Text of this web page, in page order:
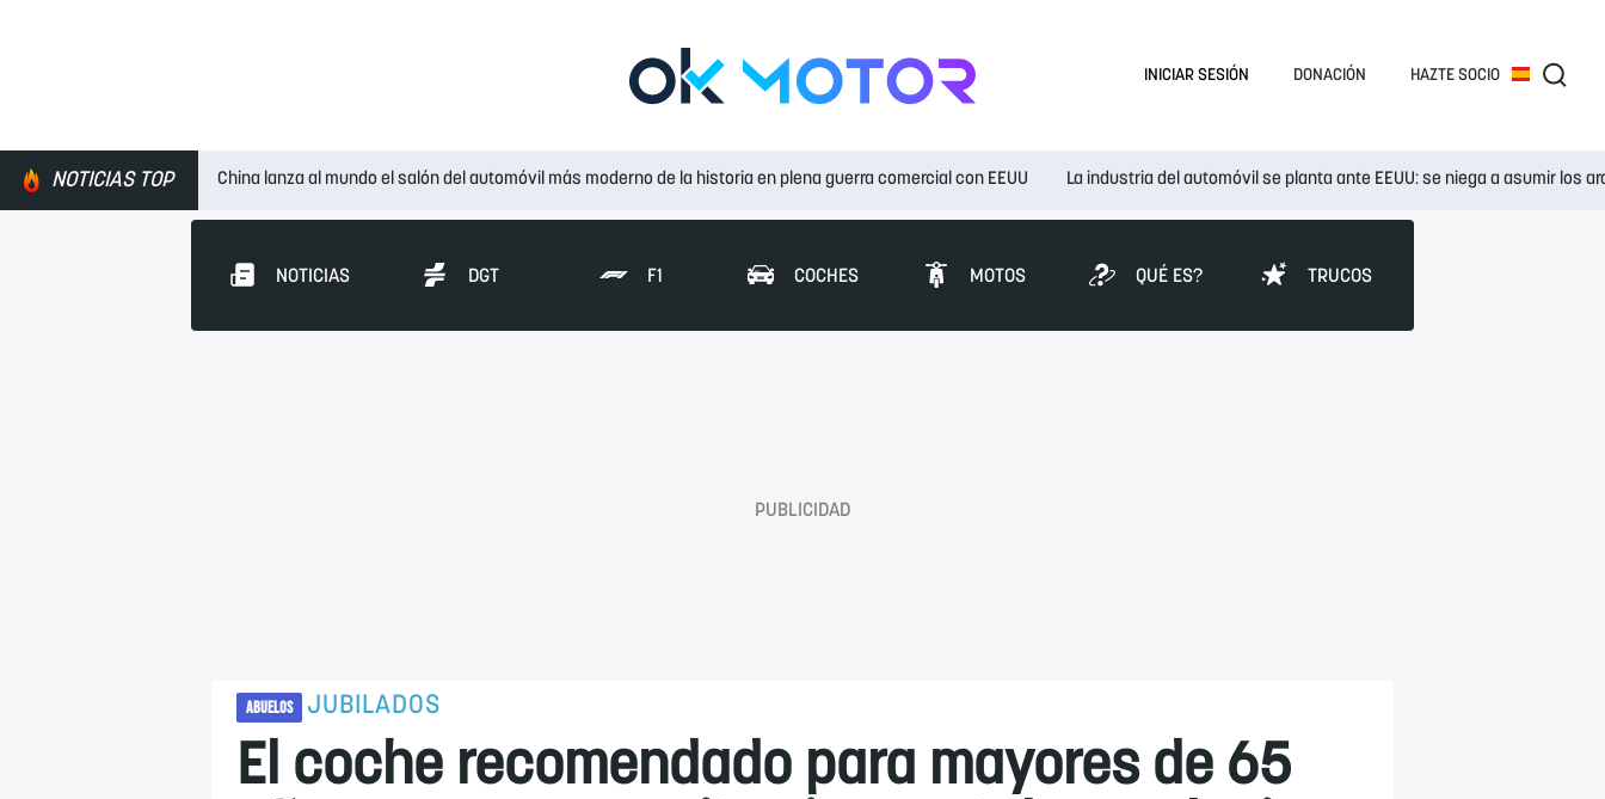
INICIAR SESIÓN DONACIÓN HAZTE SOCIO
NOTICIAS TOP China lanza al mundo el salón del automóvil más moderno de la historia en plena guerra comercial con EEUU La industria del automóvil se planta ante EEUU: se niega a asumir los
NOTICIAS DGT F1 COCHES MOTOS QUÉ ES? TRUCOS
ABUELOS JUBILADOS
El coche recomendado para mayores de 65